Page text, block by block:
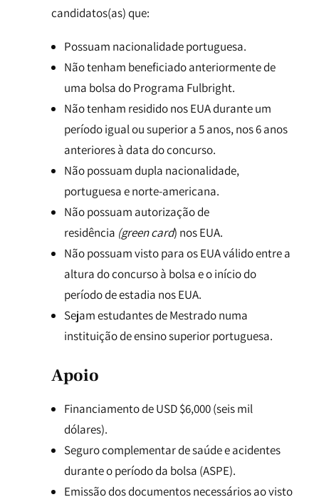
candidatos(as) que:
Possuam nacionalidade portuguesa.
Não tenham beneficiado anteriormente de
uma bolsa do Programa Fulbright.
Não tenham residido nos EUA durante um
período igual ou superior a 5 anos, nos 6 anos
anteriores à data do concurso.
Não possuam dupla nacionalidade,
portuguesa e norte-americana.
Não possuam autorização de
residência (green card) nos EUA.
Não possuam visto para os EUA válido entre a
altura do concurso à bolsa e o início do
período de estadia nos EUA.
Sejam estudantes de Mestrado numa
instituição de ensino superior portuguesa.
Apoio
Financiamento de USD $6,000 (seis mil
dólares).
Seguro complementar de saúde e acidentes
durante o período da bolsa (ASPE).
Emissão dos documentos necessários ao visto